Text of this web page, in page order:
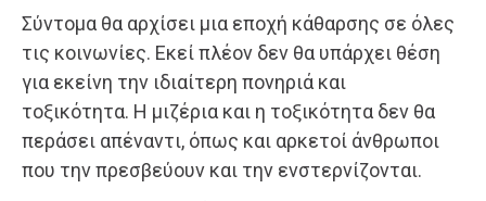
Σύντομα θα αρχίσει μια εποχή κάθαρσης σε όλες
τις κοινωνίες. Εκεί πλέον δεν θα υπάρχει θέση
για εκείνη την ιδιαίτερη πονηριά και
τοξικότητα. Η μιζέρια και η τοξικότητα δεν θα
περάσει απέναντι, όπως και αρκετοί άνθρωποι
που την πρεσβεύουν και την ενστερνίζονται.